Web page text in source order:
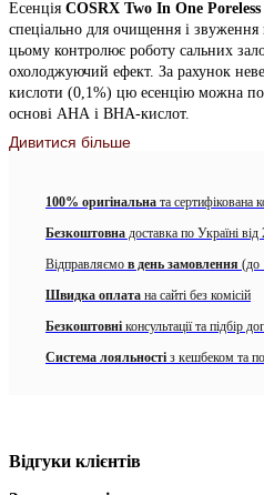
Есенція COSRX Two In One
спеціально для очищення і
цьому контролює роботу сальних
охолоджуючий ефект. За рахунок
кислоти (0,1%) цю есенцію можна
основі АНА і ВНА-кислот.
Основні компоненти:
забруднень, видаляє
антиоксидантним
акне, заспокоює шкіру і
який допомагає звузити
Крім цього, саліцилова
зменшенню розширених
Дивитися більше
100% оригінальна та сертифікована
Безкоштовна доставка по Україні
Відправляємо в день замовлення (до
Швидка оплата на сайті без комісій
Безкоштовні консультації та підбір
Система лояльності з кешбеком та
Відгуки клієнтів